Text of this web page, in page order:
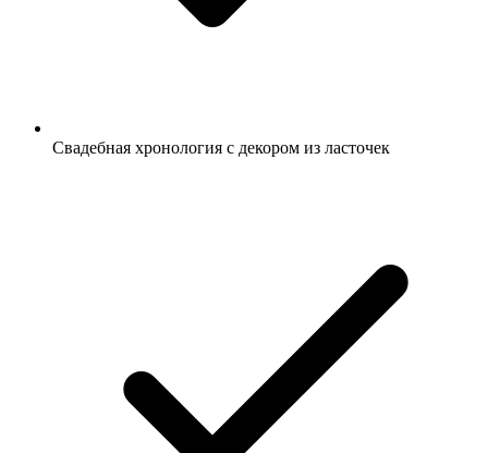
Свадебная хронология с декором из ласточек